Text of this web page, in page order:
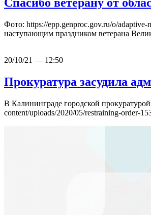
Фото: https://epp.genproc.gov.ru/o/
наступающим праздником ветерана
20/10/21 — 12:50
Прокуратура засудила
В Калининграде городской
content/uploads/2020/05/restraining-